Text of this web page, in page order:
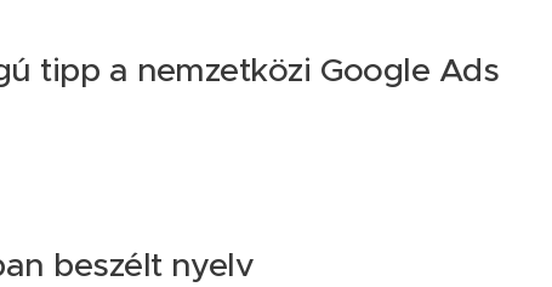
tipp a nemzetközi Google Ads
beszélt nyelv